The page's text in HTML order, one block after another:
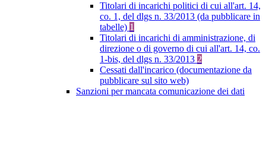
Titolari di incarichi politici di cui all'art. 14,
co. 1, del dlgs n. 33/2013 (da pubblicare in
tabelle) 1
Titolari di incarichi di amministrazione, di
direzione o di governo di cui all'art. 14, co.
1-bis, del dlgs n. 33/2013 2
Cessati dall'incarico (documentazione da
pubblicare sul sito web)
Sanzioni per mancata comunicazione dei dati